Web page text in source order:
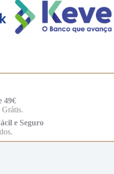
49€
e Seguro